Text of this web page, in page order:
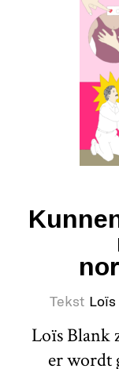
Tekst
Loïs Blank
er wordt